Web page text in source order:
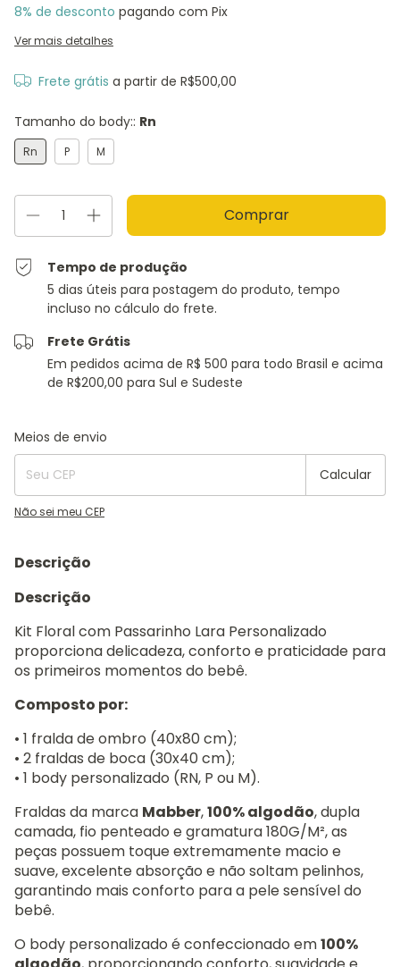
8% de desconto pagando com Pix
Ver mais detalhes
Frete grátis a partir de R$500,00
Tamanho do body:: Rn
Rn P M
Tempo de produção
5 dias úteis para postagem do produto, tempo
incluso no cálculo do frete.
Frete Grátis
Em pedidos acima de R$ 500 para todo Brasil e acima
de R$200,00 para Sul e Sudeste
Entregas para o CEP:
Meios de envio
Calcular
Não sei meu CEP
Descrição
Descrição
Kit Floral com Passarinho Lara Personalizado
proporciona delicadeza, conforto e praticidade para
os primeiros momentos do bebê.
Composto por:
• 1 fralda de ombro (40x80 cm);
• 2 fraldas de boca (30x40 cm);
• 1 body personalizado (RN, P ou M).
Fraldas da marca Mabber,100% algodão, dupla
camada, fio penteado e gramatura 180G/M², as
peças possuem toque extremamente macio e
suave, excelente absorção e não soltam pelinhos,
garantindo mais conforto para a pele sensível do
bebê.
O body personalizado é confeccionado em100%